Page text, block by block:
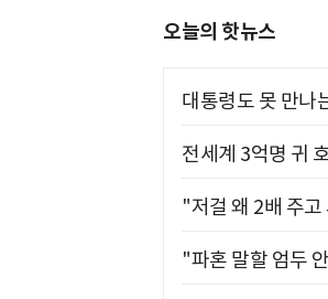
오늘의 핫뉴스
대통령도 못 만나
전세계 3억명 귀
"저걸 왜 2배 주
"파혼 말할 엄두